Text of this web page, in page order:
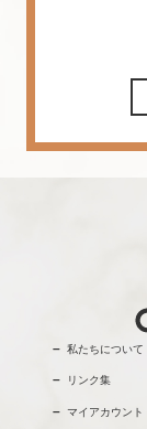
私たちについて
リンク集
マイアカウント